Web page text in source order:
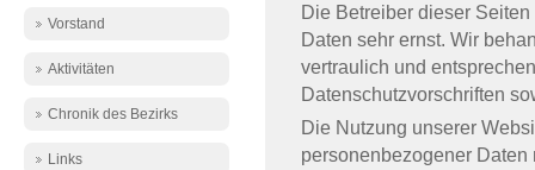
Vorstand
Aktivitäten
Chronik des Bezirks
Links
Die Betreiber dieser
Daten sehr ernst. Wir
vertraulich und
Datenschutzvorschriften
Die Nutzung unserer
personenbezogener